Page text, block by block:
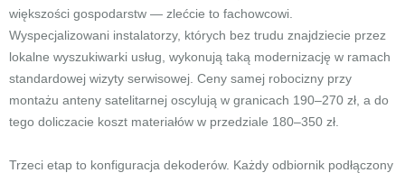
większości gospodarstw — zlećcie to fachowcowi.
Wyspecjalizowani instalatorzy, których bez trudu znajdziecie przez
lokalne wyszukiwarki usług, wykonują taką modernizację w ramach
standardowej wizyty serwisowej. Ceny samej robocizny przy
montażu anteny satelitarnej oscylują w granicach 190–270 zł, a do
tego doliczacie koszt materiałów w przedziale 180–350 zł.
Trzeci etap to konfiguracja dekoderów. Każdy odbiornik podłączony